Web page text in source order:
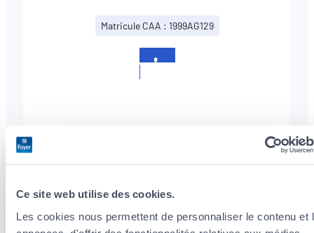
Ce site web utilise des cookies.
Les cookies nous permettent de personnaliser le contenu et
Matricule CAA : 1999AG129
Nos services